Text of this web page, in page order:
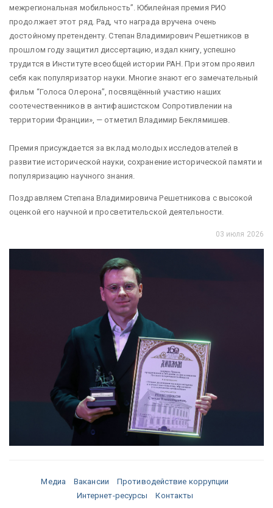
межрегиональная мобильность”. Юбилейная премия РИО
продолжает этот ряд. Рад, что награда вручена очень
достойному претенденту. Степан Владимирович Решетников в
прошлом году защитил диссертацию, издал книгу, успешно
трудится в Институте всеобщей истории РАН. При этом проявил
себя как популяризатор науки. Многие знают его замечательный
фильм “Голоса Олерона”, посвящённый участию наших
соотечественников в антифашистском Сопротивлении на
территории Франции», — отметил Владимир Беклямишев.
Премия присуждается за вклад молодых исследователей в
развитие исторической науки, сохранение исторической памяти и
популяризацию научного знания.
Поздравляем Степана Владимировича Решетникова с высокой
оценкой его научной и просветительской деятельности.
03 июля 2026
Медиа Вакансии
Противодействие коррупции
Интернет-ресурсы
Контакты